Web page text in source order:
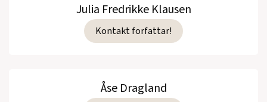
Julia Fredrikke Klausen
Kontakt forfattar!
Åse Dragland